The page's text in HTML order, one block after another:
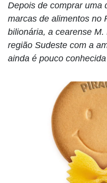
Depois de comprar uma
marcas de alimentos no
bilionária, a cearense
região Sudeste com a
ainda é pouco conhecida